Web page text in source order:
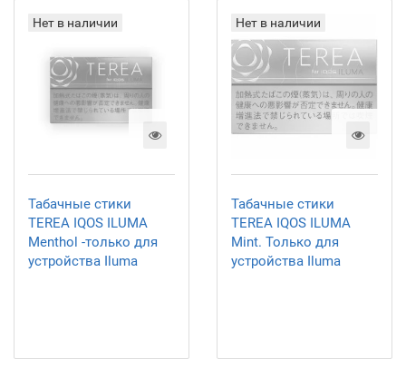
Нет в наличии
Табачные стики
TEREA IQOS ILUMA
Menthol -только для
устройства Iluma
Нет в наличии
Табачные стики
TEREA IQOS ILUMA
Mint. Только для
устройства Iluma